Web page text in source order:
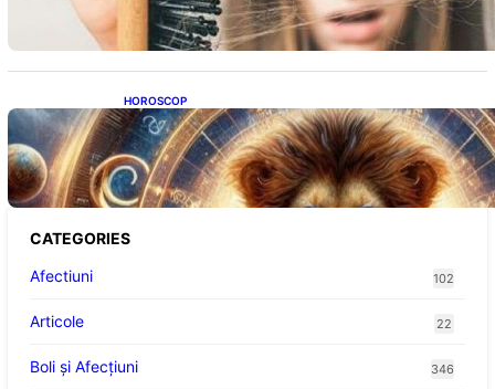
HOROSCOP
Portalul Leului 8/8: Oportunități de
Abundență pentru Cinci Zodii în 2026
CATEGORIES
Afectiuni
102
Articole 22
Boli și Afecțiuni 346